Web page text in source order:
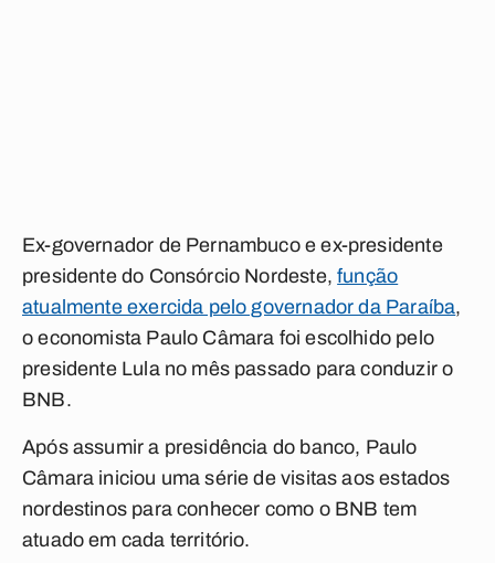
Ex-governador de Pernambuco e ex-presidente
presidente do Consórcio Nordeste,função
atualmente exercida pelo governador da Paraíba,
o economista Paulo Câmara foi escolhido pelo
presidente Lula no mês passado para conduzir o
BNB.
Após assumir a presidência do banco, Paulo
Câmara iniciou uma série de visitas aos estados
nordestinos para conhecer como o BNB tem
atuado em cada território.